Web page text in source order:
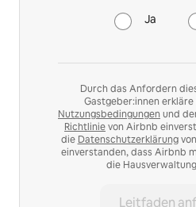
Ja
Durch das Anfordern
Gastgeber:innen
Nutzungsbedingungen und
Richtlinievon Airbnb
die Datenschutzerklärung
einverstanden, dass Airbnb
die
Leitfaden